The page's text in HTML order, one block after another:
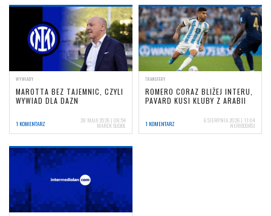
WYWIADY
MAROTTA BEZ TAJEMNIC, CZYLI
WYWIAD DLA DAZN
1 KOMENTARZ 28 MAJA 2026 | 08:54
MAREK SUDOŁ
TRANSFERY
ROMERO CORAZ BLIŻEJ INTERU,
PAVARD KUSI KLUBY Z ARABII
1 KOMENTARZ 6 SIERPNIA 2026 | 11:04
NERIOCORSI